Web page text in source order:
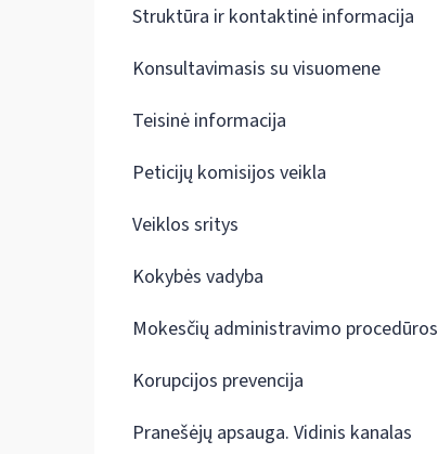
Struktūra ir kontaktinė informacija
Konsultavimasis su visuomene
Teisinė informacija
Peticijų komisijos veikla
Veiklos sritys
Kokybės vadyba
Mokesčių administravimo procedūros
Korupcijos prevencija
Pranešėjų apsauga. Vidinis kanalas